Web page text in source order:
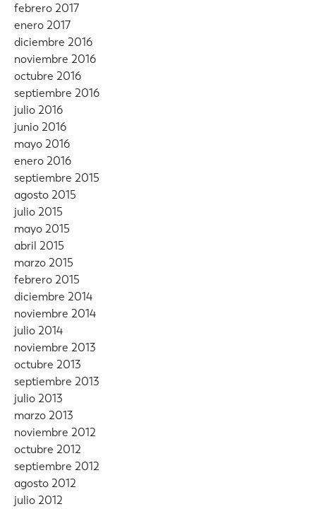
febrero 2017
enero 2017
diciembre 2016
noviembre 2016
octubre 2016
septiembre 2016
julio 2016
junio 2016
mayo 2016
enero 2016
septiembre 2015
agosto 2015
julio 2015
mayo 2015
abril 2015
marzo 2015
febrero 2015
diciembre 2014
noviembre 2014
julio 2014
noviembre 2013
octubre 2013
septiembre 2013
julio 2013
marzo 2013
noviembre 2012
octubre 2012
septiembre 2012
agosto 2012
julio 2012